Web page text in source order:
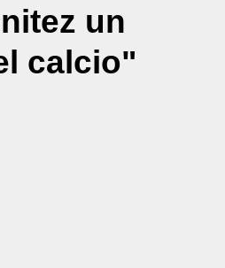
un
calcio"